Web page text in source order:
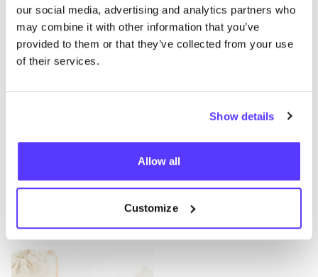
our social media, advertising and analytics partners who
may combine it with other information that you’ve
provided to them or that they’ve collected from your use
of their services.
Show details
Allow all
Customize
contac­ter les détaillants suivants.
Détails